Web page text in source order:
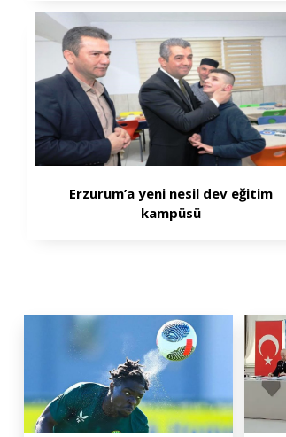
Erzurum’a yeni nesil dev eğitim
kampüsü